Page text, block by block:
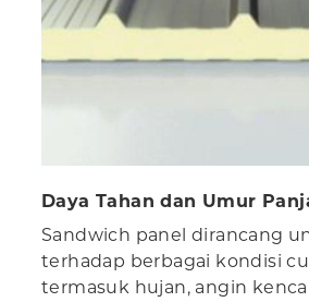
Daya Tahan dan Umur
Sandwich panel dirancang
terhadap berbagai kondisi
termasuk hujan, angin